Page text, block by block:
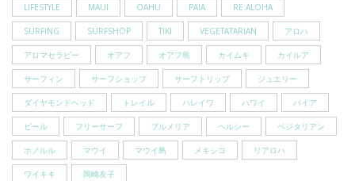
LIFESTYLE MAUI OAHU PAIA RE:ALOHA
SURFING SURFSHOP TIKI VEGETATARIAN アロハ
アロマセラピー オアフ オアフ島 カイムキ カイルア
サーフィン サーフショップ サーフトリップ ジュエリー
ダイヤモンドヘッド トレイル ハレイワ ハワイ パイア
ビール フリーサーフ プルメリア ヘルシー ベジタリアン
ホノルル マウイ マウイ島 メキシコ リアロハ
ワイキキ 岡崎友子